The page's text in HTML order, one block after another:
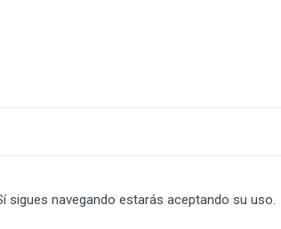
navegando estarás aceptando su uso.